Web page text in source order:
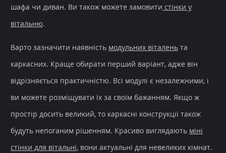
шафа чи диван. Ви також можете замовити стінки у
вітальню.
Варто зазначити наявність модульних віталень та
каркасних. Краще обирати перший варіант, адже він
відрізняється практичністю. Всі модулі є незалежними, і
ви можете розміщувати їх за своїм бажанням. Якщо ж
простір досить великий, то каркасні конструкції також
будуть непоганим рішенням. Красиво виглядають міні
стінки для вітальні, вони актуальні для невеликих кімнат.